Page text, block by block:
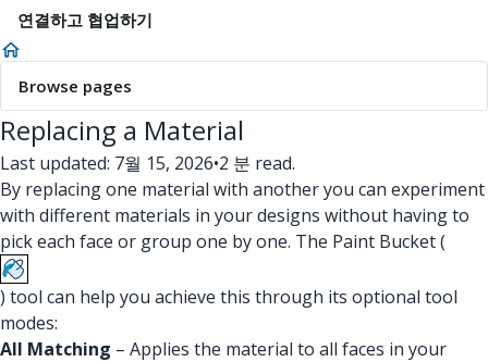
연결하고 협업하기
Browse pages
Replacing a Material
Last updated: 7월 15, 2026•2 분 read.
By replacing one material with another you can experiment
with different materials in your designs without having to
pick each face or group one by one. The Paint Bucket (
) tool can help you achieve this through its optional tool
modes:
All Matching – Applies the material to all faces in your